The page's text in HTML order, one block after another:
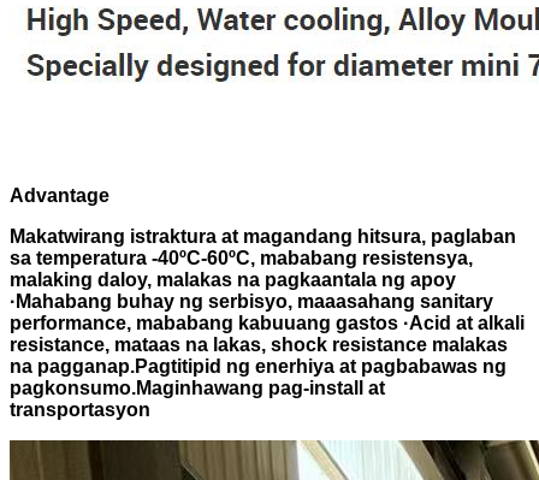
Advantage
Makatwirang istraktura at magandang hitsura, paglaban
sa temperatura -40ºC-60ºC, mababang resistensya,
malaking daloy, malakas na pagkaantala ng apoy
·Mahabang buhay ng serbisyo, maaasahang sanitary
performance, mababang kabuuang gastos ·Acid at alkali
resistance, mataas na lakas, shock resistance malakas
na pagganap.Pagtitipid ng enerhiya at pagbabawas ng
pagkonsumo.Maginhawang pag-install at
transportasyon